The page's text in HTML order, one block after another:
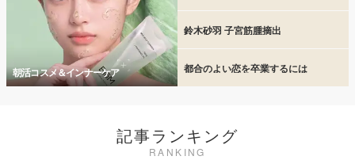
朝活コスメ＆インナーケア
鈴木砂羽 子宮筋腫摘出
都合のよい恋を卒業するには
記事ランキング
RANKING